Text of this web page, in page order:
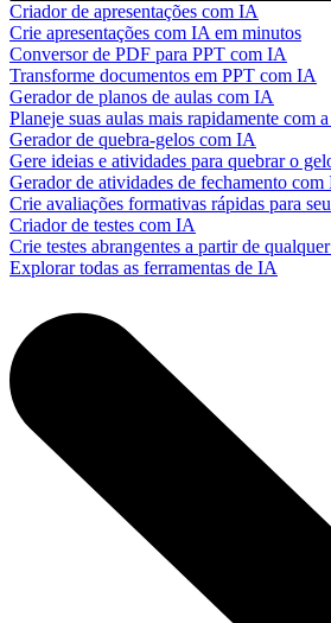
Criador de apresentações com IA
Crie apresentações com IA em minutos
Conversor de PDF para PPT com IA
Transforme documentos em PPT com IA
Gerador de planos de aulas com IA
Planeje suas aulas mais rapidamente com
Gerador de quebra-gelos com IA
Gere ideias e atividades para quebrar o
Gerador de atividades de fechamento com
Crie avaliações formativas rápidas para
Criador de testes com IA
Crie testes abrangentes a partir de
Explorar todas as ferramentas de IA